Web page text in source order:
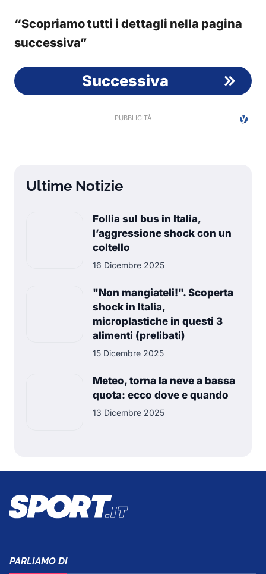
“Scopriamo tutti i dettagli nella pagina
successiva”
Successiva
Ultime Notizie
Follia sul bus in Italia,
l’aggressione shock con un
coltello
16 Dicembre 2025
"Non mangiateli!". Scoperta
shock in Italia,
microplastiche in questi 3
alimenti (prelibati)
15 Dicembre 2025
Meteo, torna la neve a bassa
quota: ecco dove e quando
13 Dicembre 2025
PARLIAMO DI